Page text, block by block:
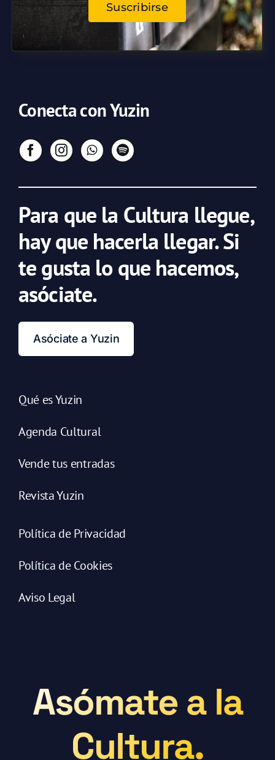
Suscribirse
Conecta con Yuzin
Para que la Cultura llegue,
hay que hacerla llegar. Si
te gusta lo que hacemos,
asóciate.
Asóciate a Yuzin
Qué es Yuzin
Agenda Cultural
Vende tus entradas
Revista Yuzin
Política de Privacidad
Política de Cookies
Aviso Legal
Asómate a la
Cultura.